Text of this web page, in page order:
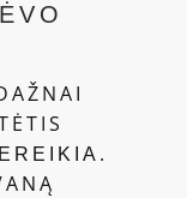
.